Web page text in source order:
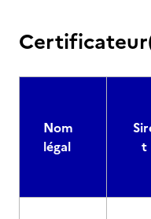
Nom
légal
t